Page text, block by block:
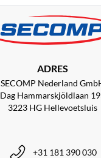
ADRES
SECOMP Nederland
Dag Hammarskjöldlaan
3223 HG Hellevoetsluis
+31 181 390 030